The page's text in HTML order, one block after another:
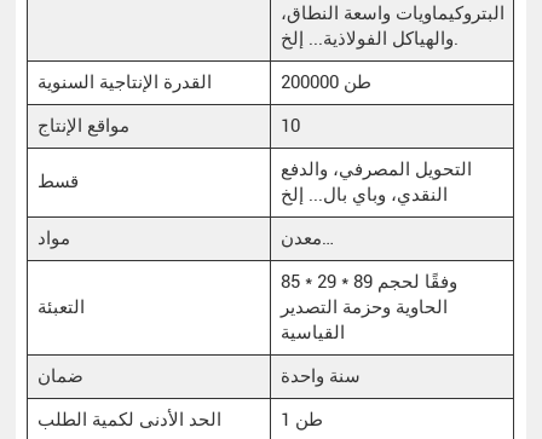
البتروكيماويات واسعة النطاق،
القدرة الإنتاجية السنوية
200000 طن
مواقع الإنتاج
10
قسط
التحويل المصرفي، والدفع
النقدي، وباي بال... إلخ
مواد
التعبئة
85 * 29 * 89 وفقًا لحجم
الحاوية وحزمة التصدير
القياسية
ضمان
سنة واحدة
الحد الأدنى لكمية الطلب
1 طن